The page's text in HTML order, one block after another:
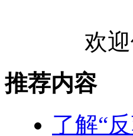
欢
推荐内容
了解“